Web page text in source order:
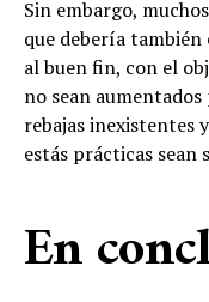
Sin embargo,
que debería
al buen fin, con el
no sean
rebajas inexistentes
estás prácticas
En